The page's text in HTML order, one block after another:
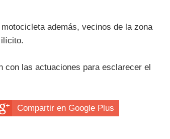
además, vecinos de la zona
con las actuaciones para esclarecer el
Compartir en Google Plus